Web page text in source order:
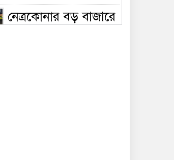
নেত্রকোনার বড় বাজারে
ভয়াবহ আগুন, পুড়ছে ৫